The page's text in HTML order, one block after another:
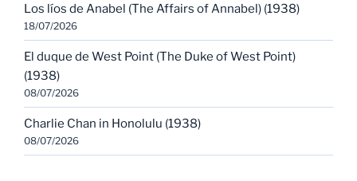
Los líos de Anabel (The Affairs of Annabel) (1938)
18/07/2026
El duque de West Point (The Duke of West Point)
(1938)
08/07/2026
Charlie Chan in Honolulu (1938)
08/07/2026